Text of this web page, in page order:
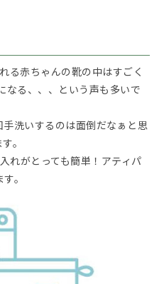
る赤ちゃんの靴の中はすごく
なる、、、という声も多いで
洗いするのは面倒だなぁと思
。
れがとっても簡単！アティパ
。